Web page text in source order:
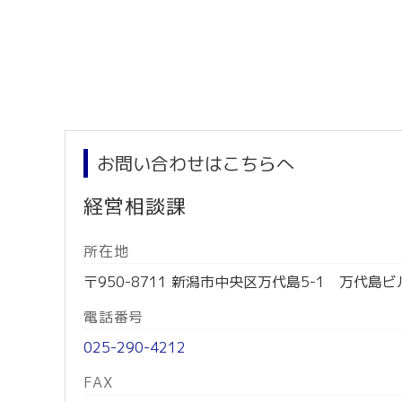
お問い合わせはこちらへ
経営相談課
所在地
〒950-8711 新潟市中央区万代島5-1 万代島ビ
電話番号
025-290-4212
FAX